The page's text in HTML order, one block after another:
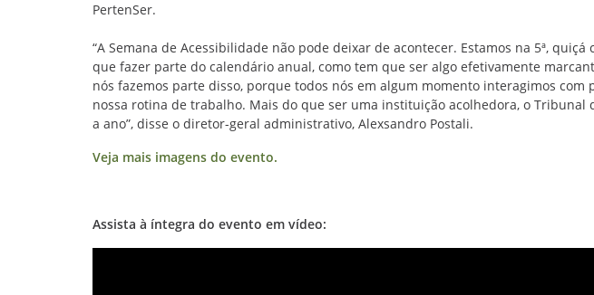
PertenSer.
“A Semana de Acessibilidade não pode deixar de acontecer. Estamos na 5ª, quiçá
que fazer parte do calendário anual, como tem que ser algo efetivamente
nós fazemos parte disso, porque todos nós em algum momento interagimos com
nossa rotina de trabalho. Mais do que ser uma instituição acolhedora, o Tribunal
a ano”, disse o diretor-geral administrativo, Alexsandro Postali.
Veja mais imagens do evento.
Assista à íntegra do evento em vídeo: